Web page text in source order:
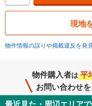
現地
物件情報の誤りや掲載違反を発
物件購入者は 平
お問い合わせ